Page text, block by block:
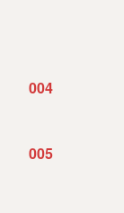
004
005